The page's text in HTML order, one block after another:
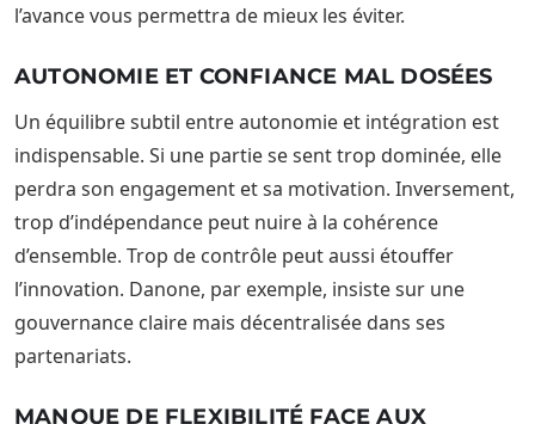
l’avance vous permettra de mieux les éviter.
AUTONOMIE ET CONFIANCE MAL DOSÉES
Un équilibre subtil entre autonomie et intégration est
indispensable. Si une partie se sent trop dominée, elle
perdra son engagement et sa motivation. Inversement,
trop d’indépendance peut nuire à la cohérence
d’ensemble. Trop de contrôle peut aussi étouffer
l’innovation. Danone, par exemple, insiste sur une
gouvernance claire mais décentralisée dans ses
partenariats.
MANQUE DE FLEXIBILITÉ FACE AUX